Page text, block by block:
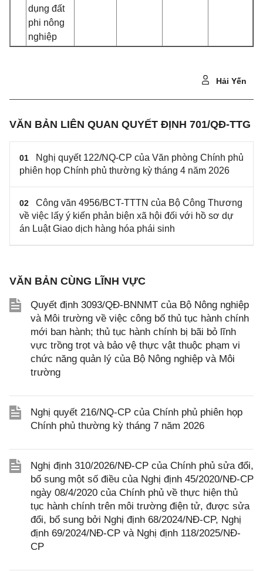
dụng đất
phi nông
nghiệp
Hải Yến
VĂN BẢN LIÊN QUAN QUYẾT ĐỊNH 701/QĐ-TTG
01
Nghị quyết 122/NQ-CP của Văn phòng Chính phủ
phiên họp Chính phủ thường kỳ tháng 4 năm 2026
02
Công văn 4956/BCT-TTTN của Bộ Công Thương
về việc lấy ý kiến phản biện xã hội đối với hồ sơ dự
án Luật Giao dịch hàng hóa phái sinh
VĂN BẢN CÙNG LĨNH VỰC
Quyết định 3093/QĐ-BNNMT của Bộ Nông nghiệp
và Môi trường về việc công bố thủ tục hành chính
mới ban hành; thủ tục hành chính bị bãi bỏ lĩnh
vực trồng trọt và bảo vệ thực vật thuộc phạm vi
chức năng quản lý của Bộ Nông nghiệp và Môi
trường
Nghị quyết 216/NQ-CP của Chính phủ phiên họp
Chính phủ thường kỳ tháng 7 năm 2026
Nghị định 310/2026/NĐ-CP của Chính phủ sửa đổi,
bổ sung một số điều của Nghị định 45/2020/NĐ-CP
ngày 08/4/2020 của Chính phủ về thực hiện thủ
tục hành chính trên môi trường điện tử, được sửa
đổi, bổ sung bởi Nghị định 68/2024/NĐ-CP, Nghị
định 69/2024/NĐ-CP và Nghị định 118/2025/NĐ-
CP